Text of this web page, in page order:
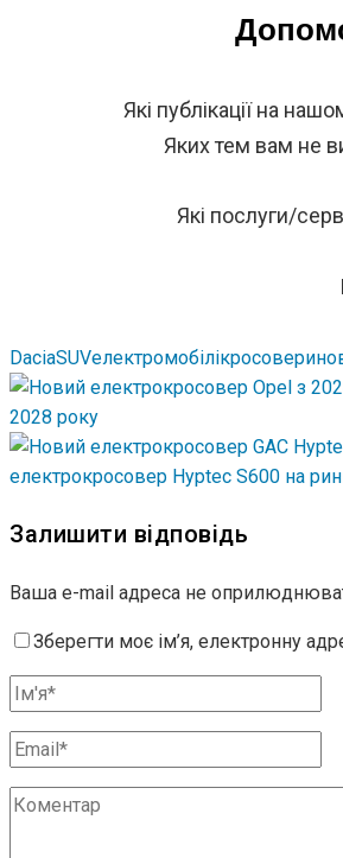
Які публікації на
Яких тем вам не
Які послуги/
DaciaSUVелектромобілікросовери
2028 року
електрокросовер Hyptec S600 на
Залишити відповідь
Ваша e-mail адреса не
Зберегти моє ім’я, електронну